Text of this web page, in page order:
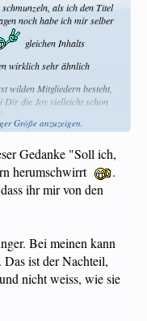
als ich den Titel
noch habe ich mir selber
gleichen Inhalts
wirklich sehr ähnlich
wilden Mitgliedern besteht,
Dir die Joy vielleicht schon
adoptieren. Wenn Deine
sogar ZURATEN. Aber da
halt einfach auch die
Größe anzuzeigen.
Gedanke "Soll ich,
herumschwirrt
.
ihr mir von den
Bei meinen kann
ist der Nachteil,
nicht weiss, wie sie